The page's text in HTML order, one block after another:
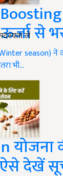
लें से
season)
भी…
योजना
देखें